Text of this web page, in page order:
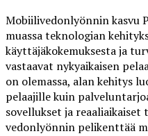
Mobiilivedonlyönnin kasvu
muassa teknologian
käyttäjäkokemuksesta ja
vastaavat nykyaikaisen
on olemassa, alan kehitys
pelaajille kuin
sovellukset ja
vedonlyönnin pelikenttää